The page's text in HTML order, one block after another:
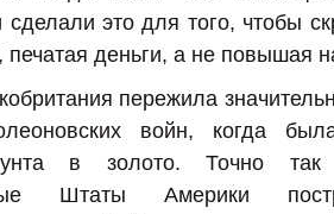
сделали это для того, чтобы
печатая деньги, а не повышая
пережила
войн, когда
фунта в золото. Точно
Штаты Америки